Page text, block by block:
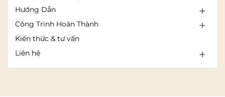
Hướng Dẫn
Công Trình Hoàn Thành
Kiến thức & tư vấn
Liên hệ